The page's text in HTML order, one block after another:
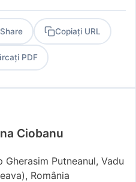
Share Copiați URL
PDF
Ciobanu
Putneanul, Vadu
România